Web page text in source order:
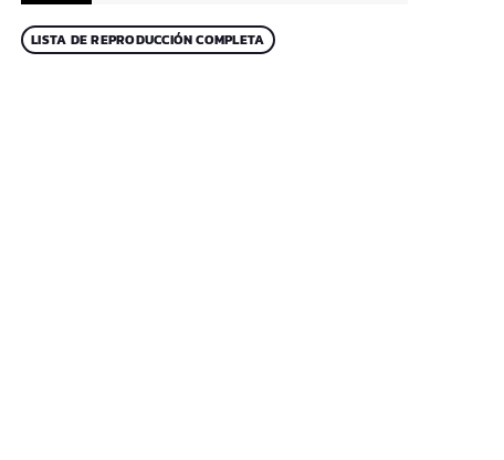
LISTA DE REPRODUCCIÓN COMPLETA